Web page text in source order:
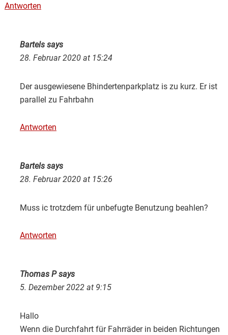
Antworten
Bartels says
28. Februar 2020 at 15:24
Der ausgewiesene Bhindertenparkplatz is zu kurz. Er ist
parallel zu Fahrbahn
Antworten
Bartels says
28. Februar 2020 at 15:26
Muss ic trotzdem für unbefugte Benutzung beahlen?
Antworten
Thomas Psays
5. Dezember 2022 at 9:15
Hallo
Wenn die Durchfahrt für Fahrräder in beiden Richtungen